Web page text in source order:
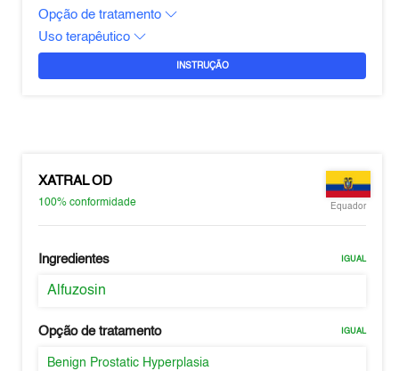
Opção de tratamento
Uso terapêutico
INSTRUÇÃO
XATRAL OD
100%conformidade Equador
Ingredientes IGUAL
Alfuzosin
Opção de tratamento IGUAL
Benign Prostatic Hyperplasia